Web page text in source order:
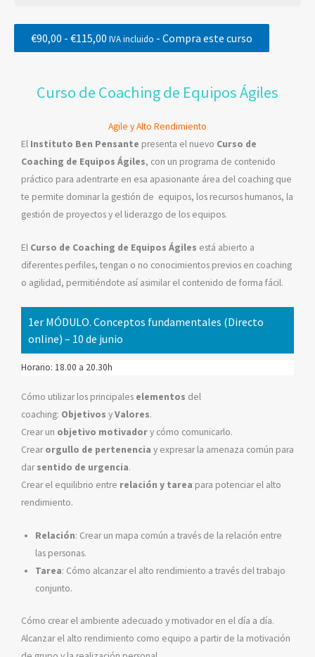
€90,00 - €115,00 de
precios:
hasta
€115,00
IVA incluido - Compra este curso
Curso de Coaching de Equipos Ágiles
Agile y Alto Rendimiento
El Instituto Ben Pensante presenta el nuevo Curso de
Coaching de Equipos Ágiles, con un programa de contenido
práctico para adentrarte en esa apasionante área del coaching que
te permite dominar la gestión de equipos, los recursos humanos, la
gestión de proyectos y el liderazgo de los equipos.
El Curso de Coaching de Equipos Ágiles está abierto a
diferentes perfiles, tengan o no conocimientos previos en coaching
o agilidad, permitiéndote así asimilar el contenido de forma fácil.
1er MÓDULO. Conceptos fundamentales (Directo
online) – 10 de junio
Horario: 18.00 a 20.30h
Cómo utilizar los principales elementos del
coaching: Objetivos yValores.
Crear un objetivo motivadory cómo comunicarlo.
Crearorgullo de pertenencia y expresar la amenaza común para
darsentido de urgencia.
Crear el equilibrio entre relación y tarea para potenciar el alto
rendimiento.
Relación: Crear un mapa común a través de la relación entre
las personas.
Tarea: Cómo alcanzar el alto rendimiento a través del trabajo
conjunto.
Cómo crear el ambiente adecuado y motivador en el día a día.
Alcanzar el alto rendimiento como equipo a partir de la motivación